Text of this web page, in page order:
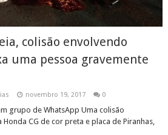
colisão envolvendo
uma pessoa gravemente
novembro 19, 2017 0
grupo de WhatsApp Uma colisão
CG de cor preta e placa de Piranhas,